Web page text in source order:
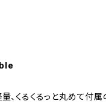
、くるくるっと丸めて付属